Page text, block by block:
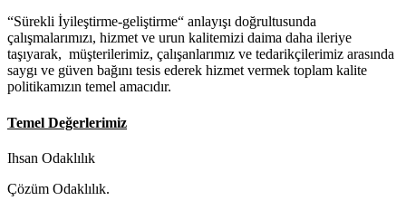
“Sürekli İyileştirme-geliştirme“ anlayışı doğrultusunda
çalışmalarımızı, hizmet ve urun kalitemizi daima daha ileriye
taşıyarak, müşterilerimiz, çalışanlarımız ve tedarikçilerimiz arasında
saygı ve güven bağını tesis ederek hizmet vermek toplam kalite
politikamızın temel amacıdır.
Temel Değerlerimiz
Ihsan Odaklılık
Çözüm Odaklılık.